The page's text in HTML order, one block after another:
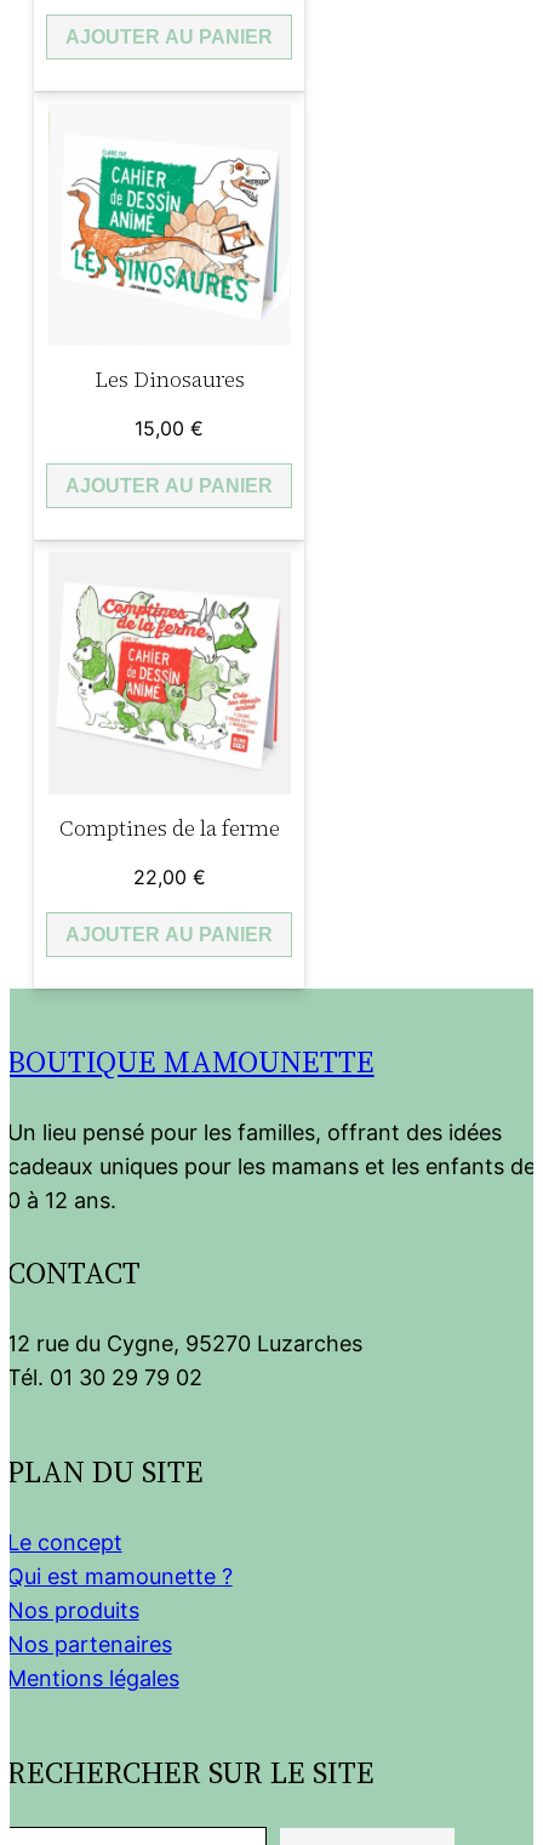
AJOUTER AU PANIER
Les Dinosaures
15,00 €
AJOUTER AU PANIER
Comptines de la ferme
22,00 €
AJOUTER AU PANIER
BOUTIQUE MAMOUNETTE
Un lieu pensé pour les familles, offrant des idées
cadeaux uniques pour les mamans et les enfants de
0 à 12 ans.
CONTACT
12 rue du Cygne, 95270 Luzarches
Tél. 01 30 29 79 02
PLAN DU SITE
Le concept
Qui est mamounette ?
Nos produits
Nos partenaires
Mentions légales
RECHERCHER SUR LE SITE